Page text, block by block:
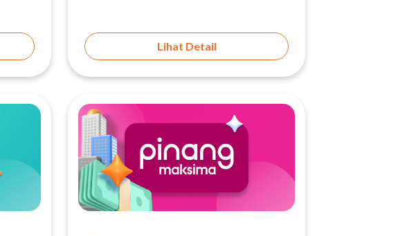
Lihat Detail